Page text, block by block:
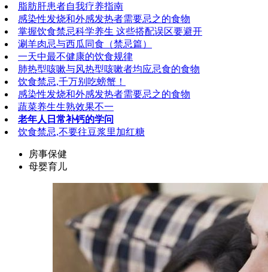
脂肪肝患者自我疗养指南
感染性发烧和外感发热者需要忌之的食物
掌握饮食禁忌科学养生 这些搭配误区要避开
涮羊肉忌与西瓜同食（禁忌篇）
一天中最不健康的饮食规律
肺热型咳嗽与风热型咳嗽者均应忌食的食物
饮食禁忌,千万别吃螃蟹！
感染性发烧和外感发热者需要忌之的食物
蔬菜养生生熟效果不一
老年人日常补钙的学问
饮食禁忌,不要往豆浆里加红糖
房事保健
母婴育儿